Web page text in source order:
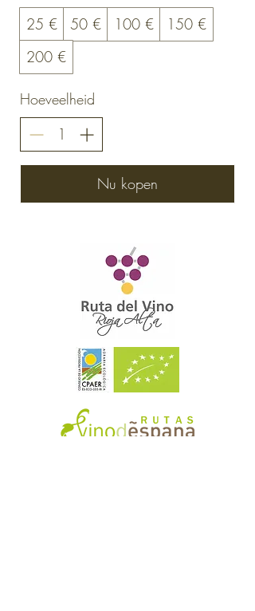
25 €
50 € 100 €
150 €
200 €
Hoeveelheid
Nu kopen